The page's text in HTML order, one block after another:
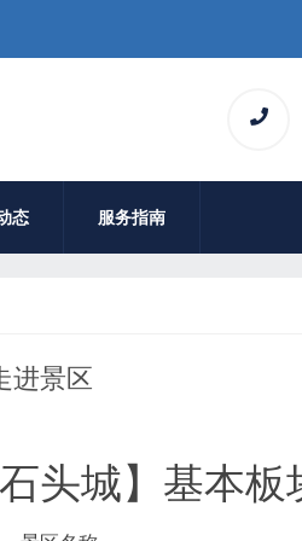
态 服务指南
进景区
头城】基本板